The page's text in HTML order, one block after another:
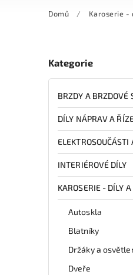
Domů / Karoserie -
Kategorie
BRZDY A BRZDOVÉ
DÍLY NÁPRAV A
ELEKTROSOUČÁSTI
INTERIÉROVÉ DÍLY
KAROSERIE - DÍLY
Autoskla
Blatníky
Držáky a
Dveře